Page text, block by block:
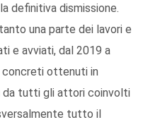
definitiva dismissione.
una parte dei lavori e
e avviati, dal 2019 a
concreti ottenuti in
da tutti gli attori coinvolti
tutto il